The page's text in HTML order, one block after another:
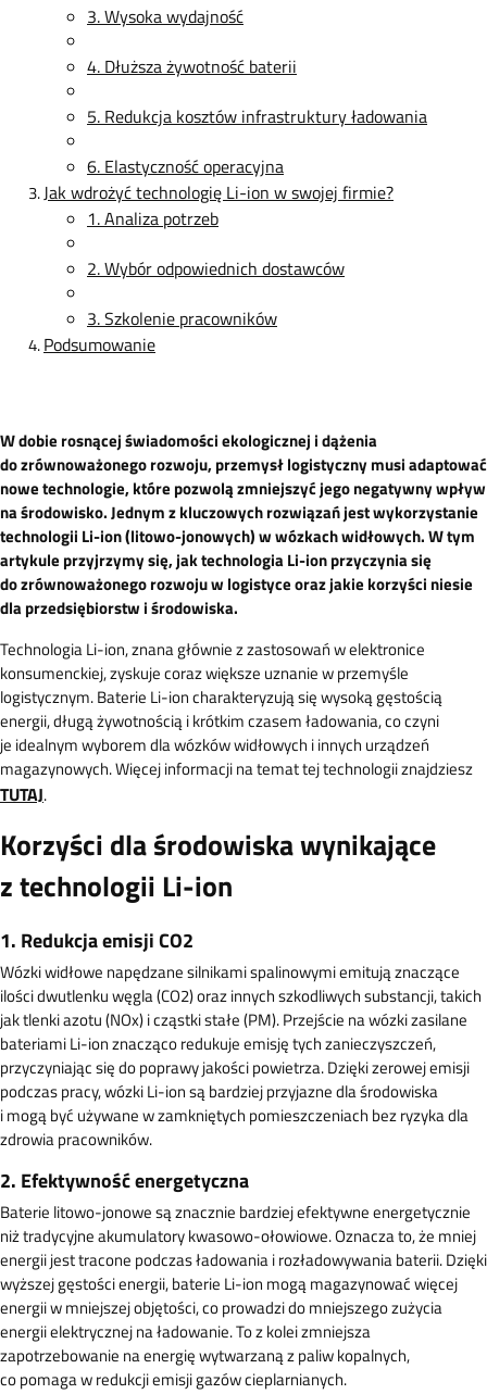
3. Wysoka wydajność
4. Dłuższa żywotność baterii
5. Redukcja kosztów infrastruktury ładowania
6. Elastyczność operacyjna
Jak wdrożyć technologię Li-ion w swojej firmie?
1. Analiza potrzeb
2. Wybór odpowiednich dostawców
3. Szkolenie pracowników
Podsumowanie
W dobie rosnącej świadomości ekologicznej i dążenia
do zrównoważonego rozwoju, przemysł logistyczny musi adaptować
nowe technologie, które pozwolą zmniejszyć jego negatywny wpływ
na środowisko. Jednym z kluczowych rozwiązań jest wykorzystanie
technologii Li-ion (litowo-jonowych) w wózkach widłowych. W tym
artykule przyjrzymy się, jak technologia Li-ion przyczynia się
do zrównoważonego rozwoju w logistyce oraz jakie korzyści niesie
dla przedsiębiorstw i środowiska.
Technologia Li-ion, znana głównie z zastosowań w elektronice
konsumenckiej, zyskuje coraz większe uznanie w przemyśle
logistycznym. Baterie Li-ion charakteryzują się wysoką gęstością
energii, długą żywotnością i krótkim czasem ładowania, co czyni
je idealnym wyborem dla wózków widłowych i innych urządzeń
magazynowych. Więcej informacji na temat tej technologii znajdziesz
TUTAJ.
Korzyści dla środowiska wynikające
z technologii Li-ion
1. Redukcja emisji CO2
Wózki widłowe napędzane silnikami spalinowymi emitują znaczące
ilości dwutlenku węgla (CO2) oraz innych szkodliwych substancji, takich
jak tlenki azotu (NOx) i cząstki stałe (PM). Przejście na wózki zasilane
bateriami Li-ion znacząco redukuje emisję tych zanieczyszczeń,
przyczyniając się do poprawy jakości powietrza. Dzięki zerowej emisji
podczas pracy, wózki Li-ion są bardziej przyjazne dla środowiska
i mogą być używane w zamkniętych pomieszczeniach bez ryzyka dla
zdrowia pracowników.
2. Efektywność energetyczna
Baterie litowo-jonowe są znacznie bardziej efektywne energetycznie
niż tradycyjne akumulatory kwasowo-ołowiowe. Oznacza to, że mniej
energii jest tracone podczas ładowania i rozładowywania baterii. Dzięki
wyższej gęstości energii, baterie Li-ion mogą magazynować więcej
energii w mniejszej objętości, co prowadzi do mniejszego zużycia
energii elektrycznej na ładowanie. To z kolei zmniejsza
zapotrzebowanie na energię wytwarzaną z paliw kopalnych,
co pomaga w redukcji emisji gazów cieplarnianych.